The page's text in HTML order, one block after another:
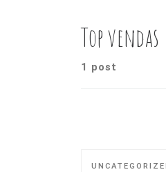
Top vendas
1 post